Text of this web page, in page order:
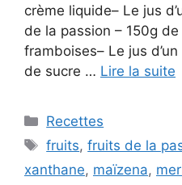
crème liquide– Le jus
de la passion – 150g
framboises– Le jus
de sucre … Lire la suite
Catégories
Recettes
Étiquettes
fruits,fruits de la
xanthane, maïzena,